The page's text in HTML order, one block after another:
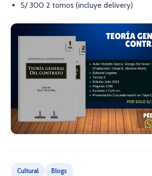
S/ 300 2 tomos (incluye delivery)
Cultural Blogs